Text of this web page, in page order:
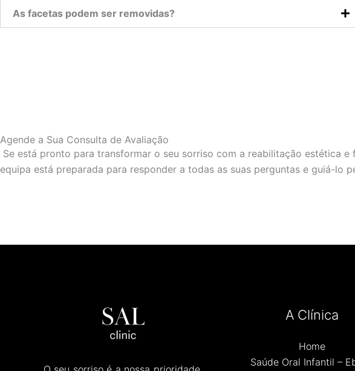
As facetas podem ser removidas?
Agende a Sua Consulta de Avaliação
Se está pronto para transformar o seu sorriso com a reabilitação estética
equipa está preparada para responder a todas as suas perguntas e guiá-lo
A Clínica
Home
Saúde Oral Infantil –